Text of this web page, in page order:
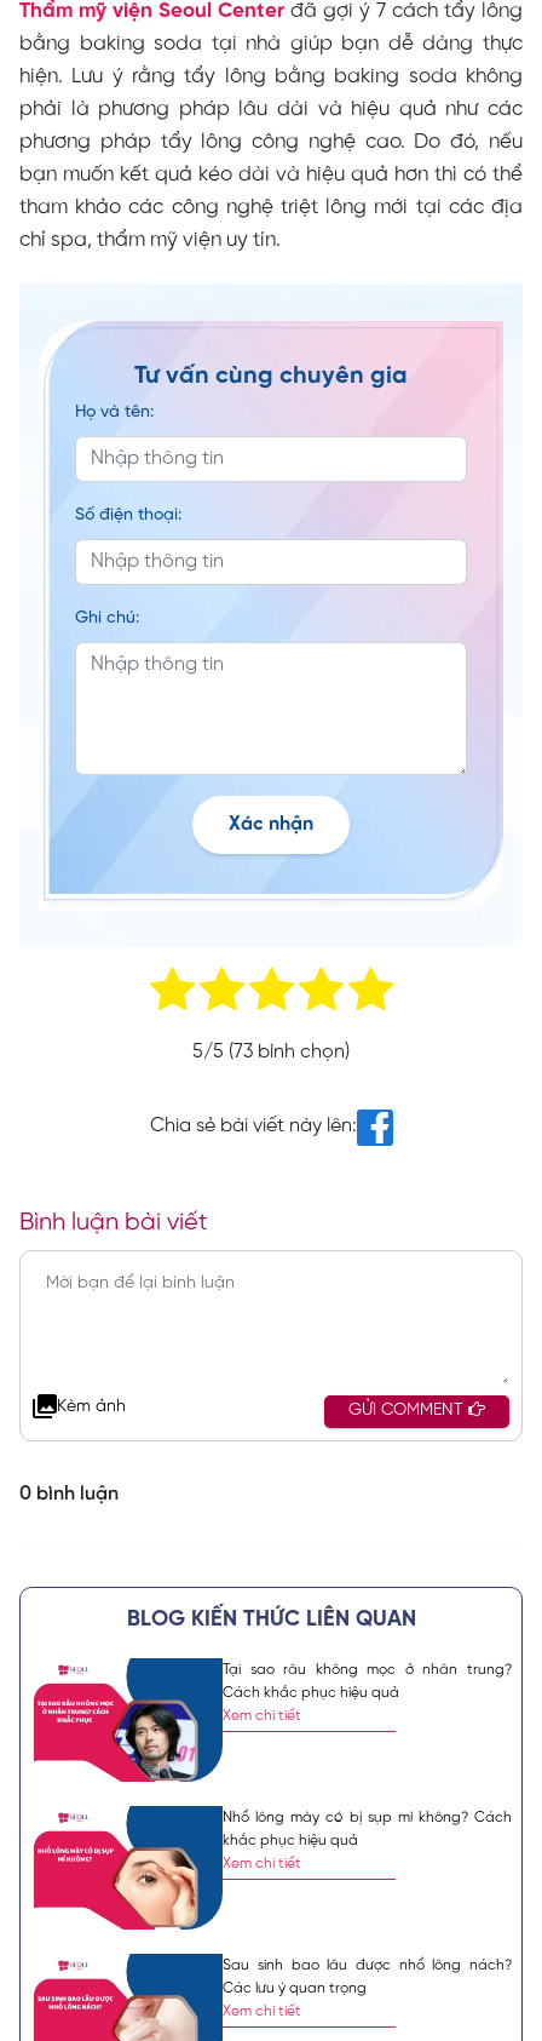
Thẩm mỹ viện Seoul Center đã gợi ý 7 cách tẩy lông
bằng baking soda tại nhà giúp bạn dễ dàng thực
hiện. Lưu ý rằng tẩy lông bằng baking soda không
phải là phương pháp lâu dài và hiệu quả như các
phương pháp tẩy lông công nghệ cao. Do đó, nếu
bạn muốn kết quả kéo dài và hiệu quả hơn thì có thể
tham khảo các công nghệ triệt lông mới tại các địa
chỉ spa, thẩm mỹ viện uy tín.
Tư vấn cùng chuyên gia
Họ và tên:
Số điện thoại:
Ghi chú:
Xác nhận
5/5 (73 bình chọn)
Chia sẻ bài viết này lên:
Bình luận bài viết
Kèm ảnh GỬI COMMENT
0 bình luận
BLOG KIẾN THỨC LIÊN QUAN
Tại sao râu không mọc ở nhân trung?
Cách khắc phục hiệu quả
Xem chi tiết
Nhổ lông mày có bị sụp mí không? Cách
khắc phục hiệu quả
Xem chi tiết
Sau sinh bao lâu được nhổ lông nách?
Các lưu ý quan trọng
Xem chi tiết